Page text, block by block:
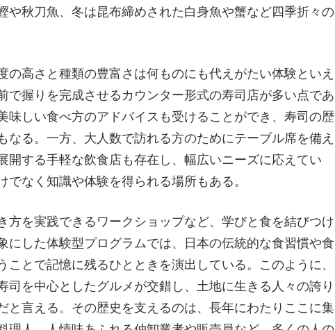
や秋刀魚、冬は昆布締めされた白身魚や蟹など四季折々の
高さと種類の豊富さは何ものにも代えがたい体験といえ
で握りを完成させるカウンター形式の寿司店が多い点であ
味しい食べ方のアドバイスも受けることができ、寿司の歴
る。一方、大人数で訪れる方のためにテーブル席を備え
開する手軽な飲食店も存在し、幅広いニーズに応えてい
なく知識や体験を得られる場所もある。
方を実践できるワークショップなど、学びと食を結びつけ
にした体験型プログラムでは、日本の伝統的な食習慣や食
とで記憶に残るひとときを演出している。このように、
司を中心としたグルメが交錯し、土地に生きる人々の誇り
と言える。その歴史を支えるのは、長年にわたりここに集